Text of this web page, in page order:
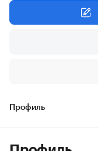
Профиль